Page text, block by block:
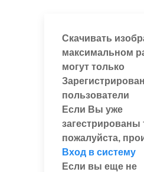
Скачивать
максимальном
могут только
пользователи
Если Вы уже
загестрированы
пожалуйста,
Вход в систему
Если вы еще не